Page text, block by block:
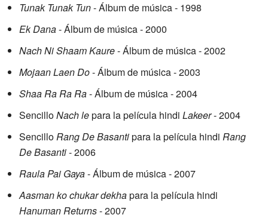
Tunak Tunak Tun- Álbum de música - 1998
Ek Dana- Álbum de música - 2000
Nach Ni Shaam Kaure- Álbum de música - 2002
Mojaan Laen Do- Álbum de música - 2003
Shaa Ra Ra Ra- Álbum de música - 2004
SencilloNach lepara la película hindi Lakeer- 2004
SencilloRang De Basantipara la película hindi Rang
De Basanti- 2006
Raula Pai Gaya- Álbum de música - 2007
Aasman ko chukar dekhapara la película hindi
Hanuman Returns- 2007